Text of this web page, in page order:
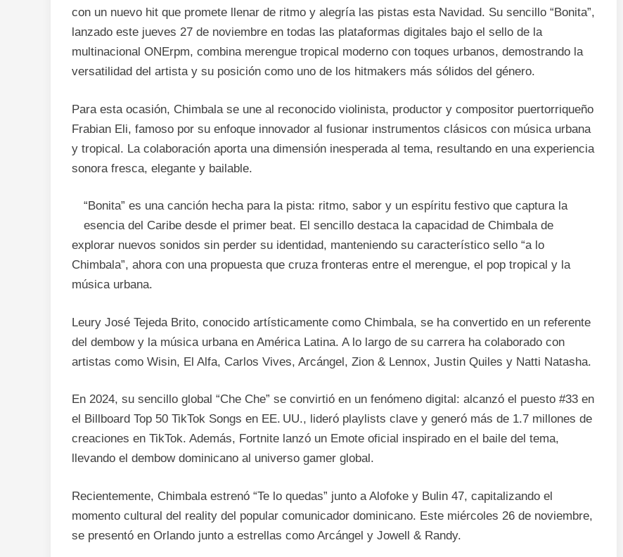
con un nuevo hit que promete llenar de ritmo y alegría las pistas esta Navidad. Su sencillo “Bonita”,
lanzado este jueves 27 de noviembre en todas las plataformas digitales bajo el sello de la
multinacional ONErpm, combina merengue tropical moderno con toques urbanos, demostrando la
versatilidad del artista y su posición como uno de los hitmakers más sólidos del género.
Para esta ocasión, Chimbala se une al reconocido violinista, productor y compositor puertorriqueño
Frabian Eli, famoso por su enfoque innovador al fusionar instrumentos clásicos con música urbana
y tropical. La colaboración aporta una dimensión inesperada al tema, resultando en una experiencia
sonora fresca, elegante y bailable.
“Bonita” es una canción hecha para la pista: ritmo, sabor y un espíritu festivo que captura la
esencia del Caribe desde el primer beat. El sencillo destaca la capacidad de Chimbala de
explorar nuevos sonidos sin perder su identidad, manteniendo su característico sello “a lo
Chimbala”, ahora con una propuesta que cruza fronteras entre el merengue, el pop tropical y la
música urbana.
Leury José Tejeda Brito, conocido artísticamente como Chimbala, se ha convertido en un referente
del dembow y la música urbana en América Latina. A lo largo de su carrera ha colaborado con
artistas como Wisin, El Alfa, Carlos Vives, Arcángel, Zion & Lennox, Justin Quiles y Natti Natasha.
En 2024, su sencillo global “Che Che” se convirtió en un fenómeno digital: alcanzó el puesto #33 en
el Billboard Top 50 TikTok Songs en EE. UU., lideró playlists clave y generó más de 1.7 millones de
creaciones en TikTok. Además, Fortnite lanzó un Emote oficial inspirado en el baile del tema,
llevando el dembow dominicano al universo gamer global.
Recientemente, Chimbala estrenó “Te lo quedas” junto a Alofoke y Bulin 47, capitalizando el
momento cultural del reality del popular comunicador dominicano. Este miércoles 26 de noviembre,
se presentó en Orlando junto a estrellas como Arcángel y Jowell & Randy.